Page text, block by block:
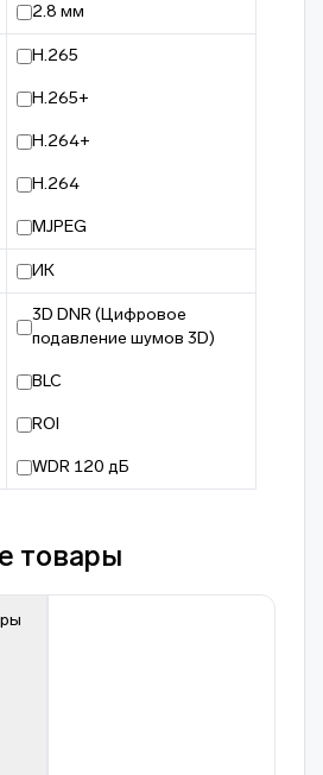
2.8 мм
H.265
H.265+
H.264+
H.264
MJPEG
ИК
3D DNR (Цифровое
подавление шумов 3D)
BLC
ROI
WDR 120 дБ
товары